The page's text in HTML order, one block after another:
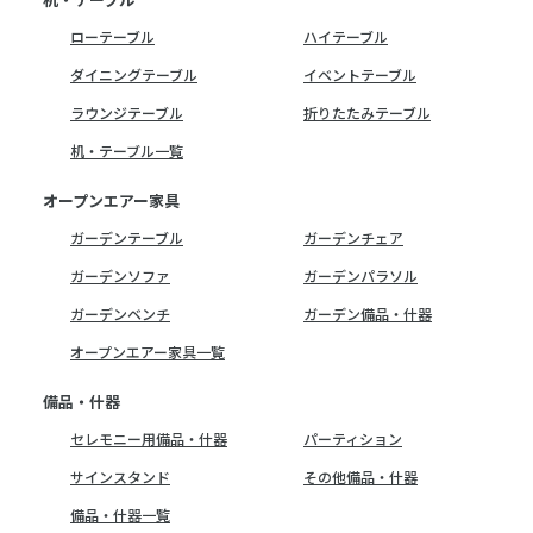
ローテーブル
ハイテーブル
ダイニングテーブル
イベントテーブル
ラウンジテーブル
折りたたみテーブル
机・テーブル一覧
オープンエアー家具
ガーデンテーブル
ガーデンチェア
ガーデンソファ
ガーデンパラソル
ガーデンベンチ
ガーデン備品・什器
オープンエアー家具一覧
備品・什器
セレモニー用備品・什器
パーティション
サインスタンド
その他備品・什器
備品・什器一覧